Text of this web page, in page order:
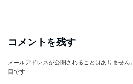
コメントを残す
メールアドレスが公開されることはありません。
目です